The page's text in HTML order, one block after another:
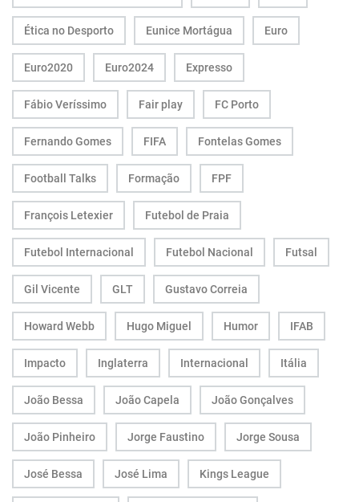
Ética no Desporto Eunice Mortágua Euro
Euro2020 Euro2024 Expresso
Fábio Veríssimo Fair play FC Porto
Fernando Gomes FIFA Fontelas Gomes
Football Talks Formação FPF
François Letexier Futebol de Praia
Futebol Internacional Futebol Nacional Futsal
Gil Vicente GLT Gustavo Correia
Howard Webb Hugo Miguel Humor IFAB
Impacto Inglaterra Internacional Itália
João Bessa João Capela João Gonçalves
João Pinheiro Jorge Faustino Jorge Sousa
José Bessa José Lima Kings League